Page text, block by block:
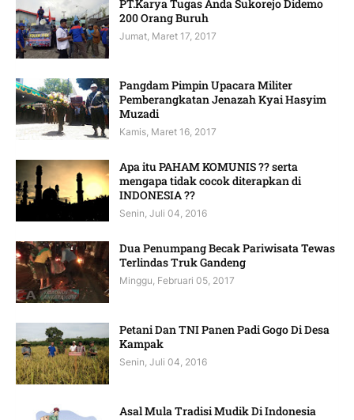
PT.Karya Tugas Anda Sukorejo Didemo
200 Orang Buruh
Jumat, Maret 17, 2017
Pangdam Pimpin Upacara Militer
Pemberangkatan Jenazah Kyai Hasyim
Muzadi
Kamis, Maret 16, 2017
Apa itu PAHAM KOMUNIS ?? serta
mengapa tidak cocok diterapkan di
INDONESIA ??
Senin, Juli 04, 2016
Dua Penumpang Becak Pariwisata Tewas
Terlindas Truk Gandeng
Minggu, Februari 05, 2017
Petani Dan TNI Panen Padi Gogo Di Desa
Kampak
Senin, Juli 04, 2016
Asal Mula Tradisi Mudik Di Indonesia